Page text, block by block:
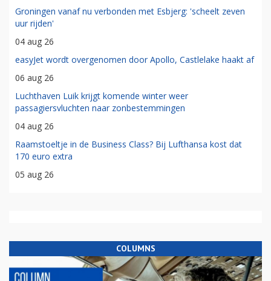
Groningen vanaf nu verbonden met Esbjerg: 'scheelt zeven
uur rijden'
04 aug 26
easyJet wordt overgenomen door Apollo, Castlelake haakt af
06 aug 26
Luchthaven Luik krijgt komende winter weer
passagiersvluchten naar zonbestemmingen
04 aug 26
Raamstoeltje in de Business Class? Bij Lufthansa kost dat
170 euro extra
05 aug 26
COLUMNS